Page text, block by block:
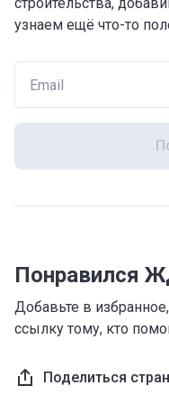
интересные
На внутренней
Рядом с домом
стоянку для машин.
установлена
взрослых –
В жилом комплексе
трехкомнатные
метра. Строительная
О застройщике
узнаем ещё что-то
Понравился
Добавьте в
ссылку тому, кто
Поделиться